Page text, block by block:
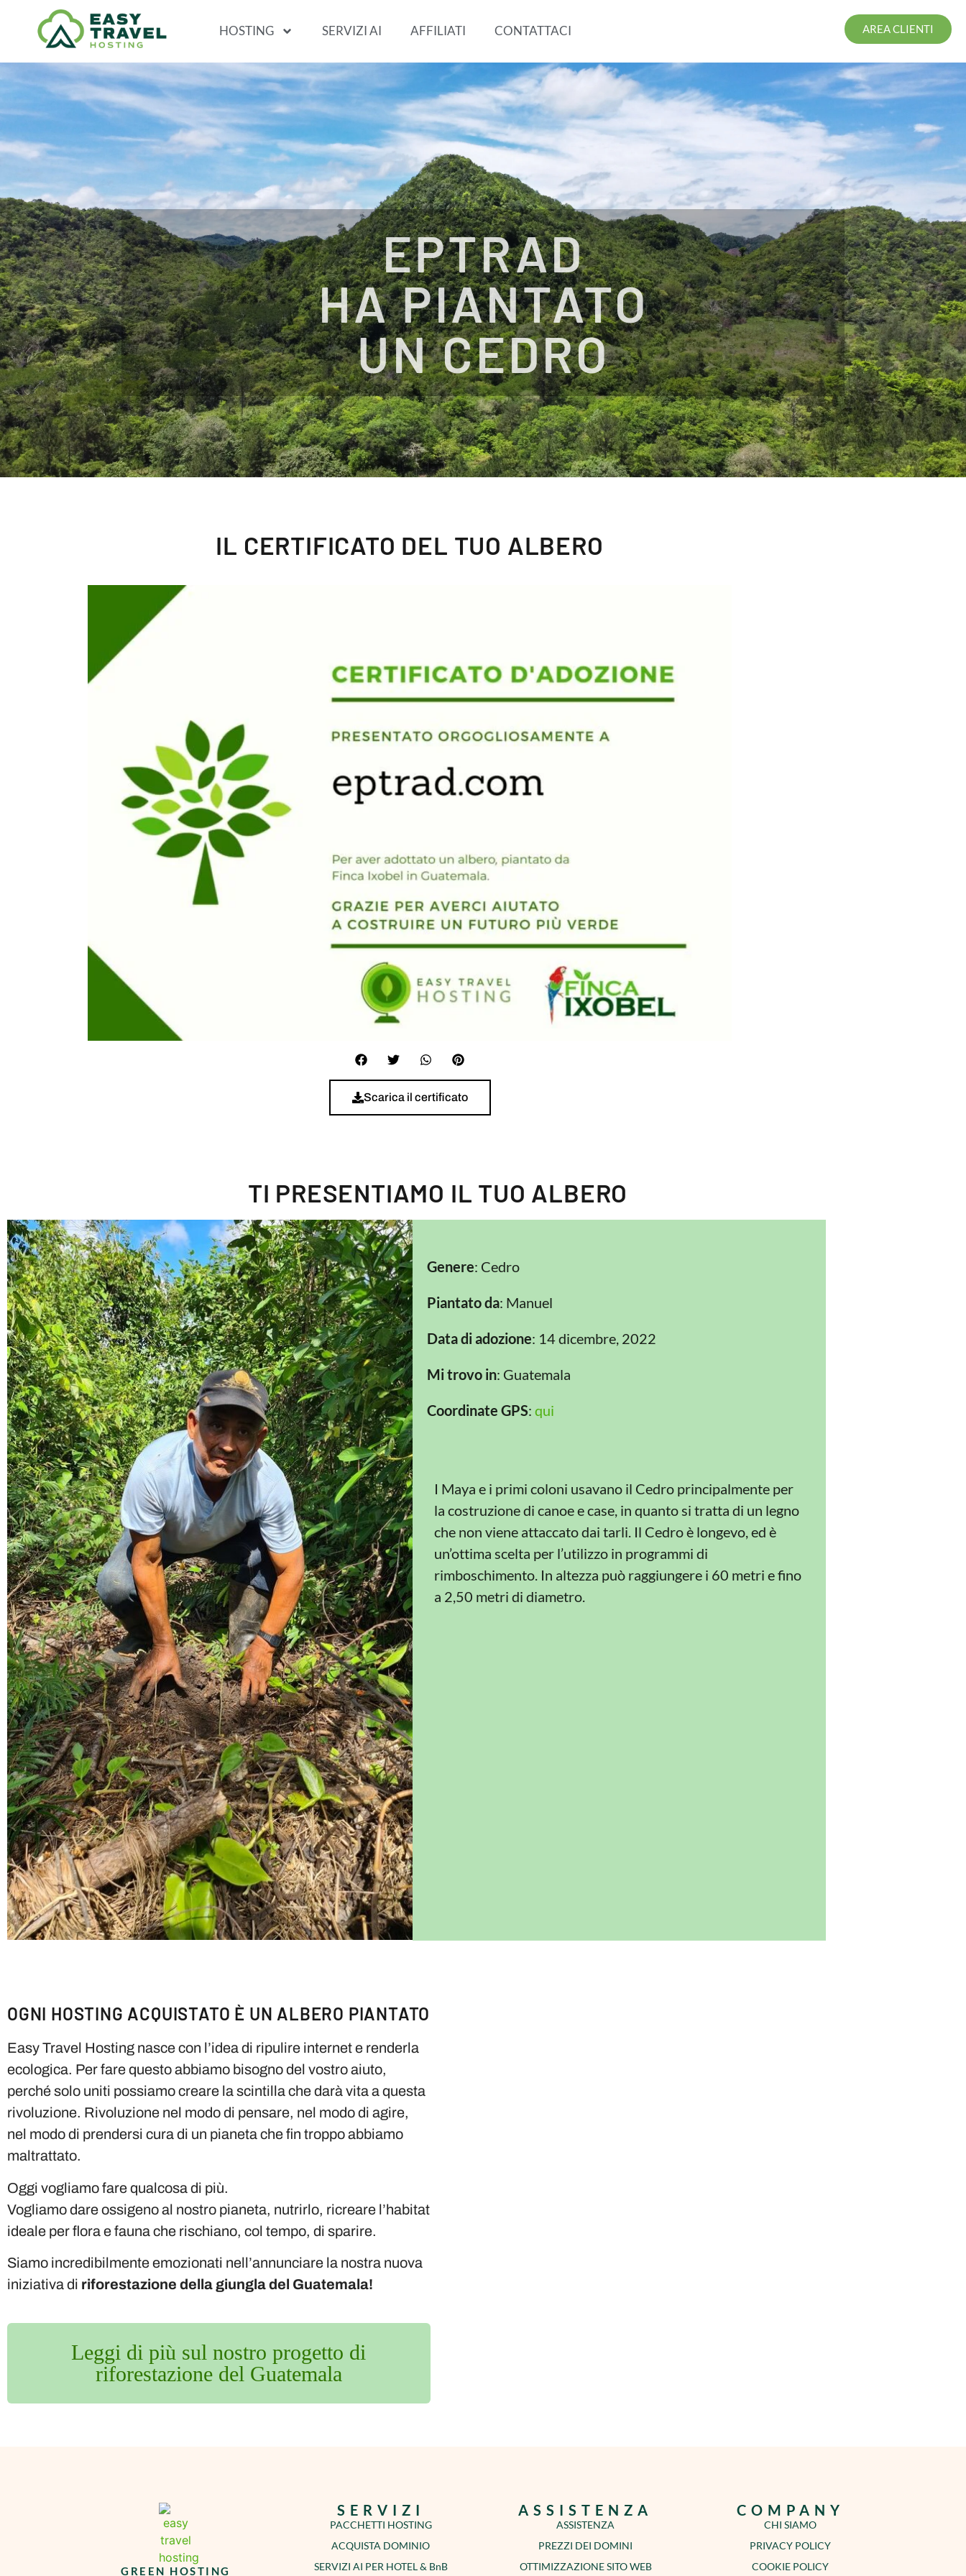
HOSTING SERVIZI AI AFFILIATI CONTATTACI AREA CLIENTI
EPTRAD
HA PIANTATO
UN CEDRO
IL CERTIFICATO DEL TUO ALBERO
Scarica il certificato
TI PRESENTIAMO IL TUO ALBERO
Genere: Cedro
Piantato da: Manuel
Data di adozione: 14 dicembre, 2022
Mi trovo in: Guatemala
Coordinate GPS: qui
I Maya e i primi coloni usavano il Cedro principalmente per
la costruzione di canoe e case, in quanto si tratta di un legno
che non viene attaccato dai tarli. Il Cedro è longevo, ed è
un’ottima scelta per l’utilizzo in programmi di
rimboschimento. In altezza può raggiungere i 60 metri e fino
a 2,50 metri di diametro.
OGNI HOSTING ACQUISTATO È UN ALBERO PIANTATO
Easy Travel Hosting nasce con l’idea di ripulire internet e renderla
ecologica. Per fare questo abbiamo bisogno del vostro aiuto,
perché solo uniti possiamo creare la scintilla che darà vita a questa
rivoluzione. Rivoluzione nel modo di pensare, nel modo di agire,
nel modo di prendersi cura di un pianeta che fin troppo abbiamo
maltrattato.
Oggi vogliamo fare qualcosa di più.
Vogliamo dare ossigeno al nostro pianeta, nutrirlo, ricreare l’habitat
ideale per flora e fauna che rischiano, col tempo, di sparire.
Siamo incredibilmente emozionati nell’annunciare la nostra nuova
iniziativa di riforestazione della giungla del Guatemala!
Leggi di più sul nostro progetto di
riforestazione del Guatemala
GREEN HOSTING
SERVIZI
PACCHETTI HOSTING
ACQUISTA DOMINIO
SERVIZI AI PER HOTEL & BnB
ASSISTENZA
ASSISTENZA
PREZZI DEI DOMINI
OTTIMIZZAZIONE SITO WEB
COMPANY
CHI SIAMO
PRIVACY POLICY
COOKIE POLICY